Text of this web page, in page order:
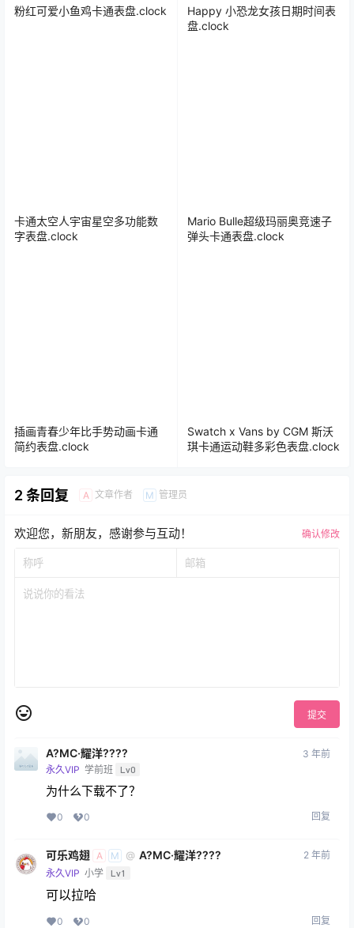
粉红可爱小鱼鸡卡通表盘.clock
Happy 小恐龙女孩日期时间表
盘.clock
卡通太空人宇宙星空多功能数
字表盘.clock
Mario Bulle超级玛丽奥竞速子
弹头卡通表盘.clock
插画青春少年比手势动画卡通
简约表盘.clock
Swatch x Vans by CGM 斯沃
琪卡通运动鞋多彩色表盘.clock
2 条回复 A 文章作者 M 管理员
欢迎您，新朋友，感谢参与互动！ 确认修改
提交
A?MC·耀洋????
永久VIP 学前班 Lv0
3 年前
为什么下载不了？
0 0 回复
可乐鸡翅 A M @ A?MC·耀洋????
永久VIP 小学 Lv1
2 年前
可以拉哈
0 0 回复